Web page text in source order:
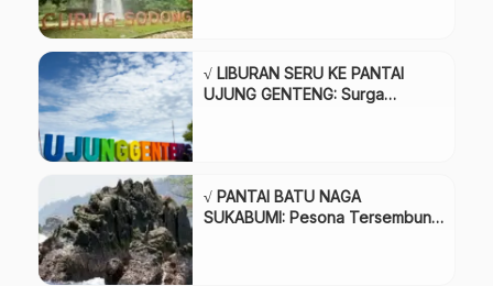
√ LIBURAN SERU KE PANTAI
UJUNG GENTENG: Surga
√ PANTAI BATU NAGA
SUKABUMI: Pesona Tersembunyi